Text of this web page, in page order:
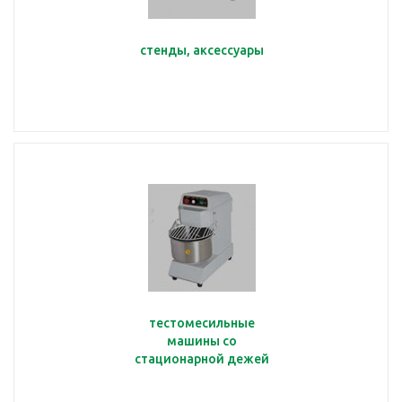
стенды, аксессуары
тестомесильные
машины со
стационарной дежей